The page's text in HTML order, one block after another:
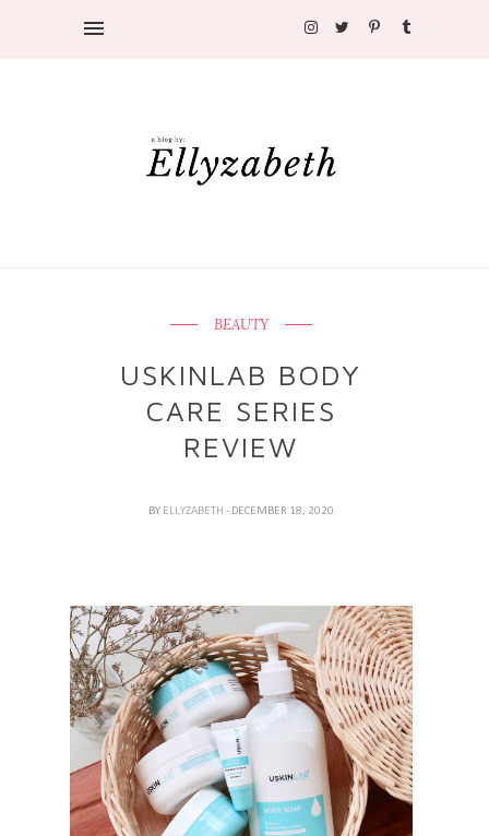
BEAUTY
USKINLAB BODY
CARE SERIES
REVIEW
BY ELLYZABETH - DECEMBER 18, 2020